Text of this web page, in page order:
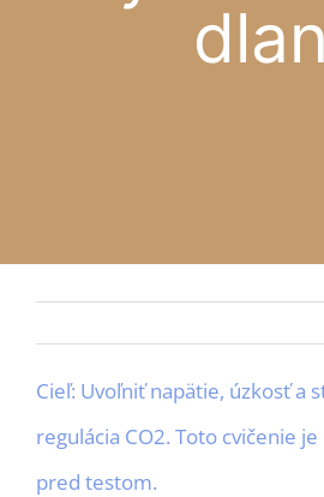
Cieľ: Uvoľniť napätie, úzkosť a
regulácia CO2. Toto cvičenie
pred testom.